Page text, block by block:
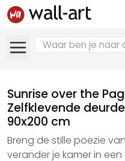
Sunrise over the
Zelfklevende
90x200 cm
Breng de stille poëzie
verander je kamer in